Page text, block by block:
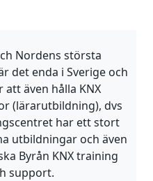
Nordens största
det enda i Sverige och
även hålla KNX
(lärarutbildning), dvs
har ett stort
utbildningar och även
Byrån KNX training
support.